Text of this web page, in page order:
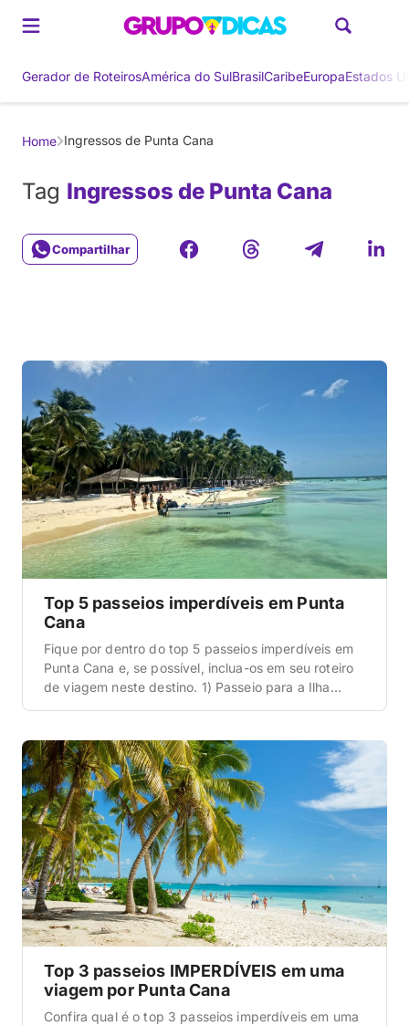
Gerador de RoteirosAmérica do SulBrasilCaribeEuropaEstados
Home Ingressos de Punta Cana
Tag Ingressos de Punta Cana
Compartilhar
Top 5 passeios imperdíveis em Punta
Cana
Fique por dentro do top 5 passeios imperdíveis em
Punta Cana e, se possível, inclua-os em seu roteiro
de viagem neste destino. 1) Passeio para a Ilha
pelo mar do Caribe e localizada nas proximidades
de Punta […]
Top 3 passeios IMPERDÍVEIS em uma
viagem por Punta Cana
Confira qual é o top 3 passeios imperdíveis em uma